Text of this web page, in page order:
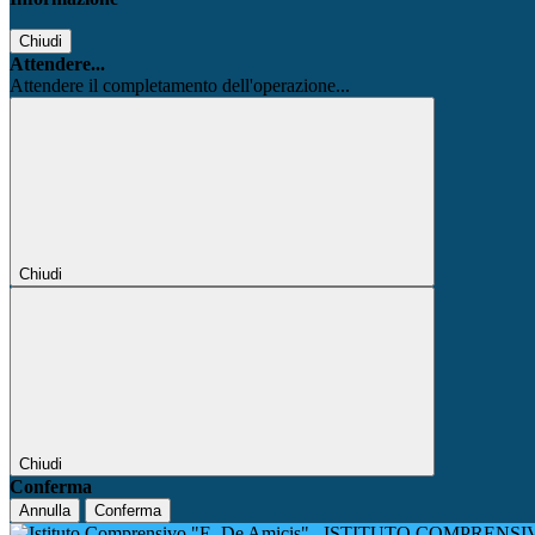
Chiudi
Attendere...
Attendere il completamento dell'operazione...
Chiudi
Chiudi
Conferma
Annulla Conferma